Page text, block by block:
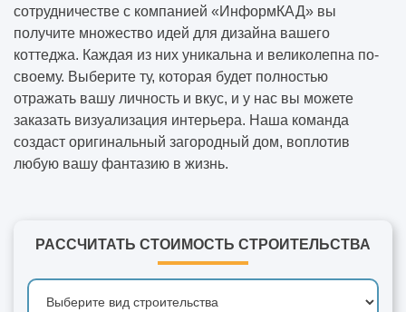
сотрудничестве с компанией «ИнформКАД» вы
получите множество идей для дизайна вашего
коттеджа. Каждая из них уникальна и великолепна по-
своему. Выберите ту, которая будет полностью
отражать вашу личность и вкус, и у нас вы можете
заказать визуализация интерьера. Наша команда
создаст оригинальный загородный дом, воплотив
любую вашу фантазию в жизнь.
РАССЧИТАТЬ СТОИМОСТЬ СТРОИТЕЛЬСТВА